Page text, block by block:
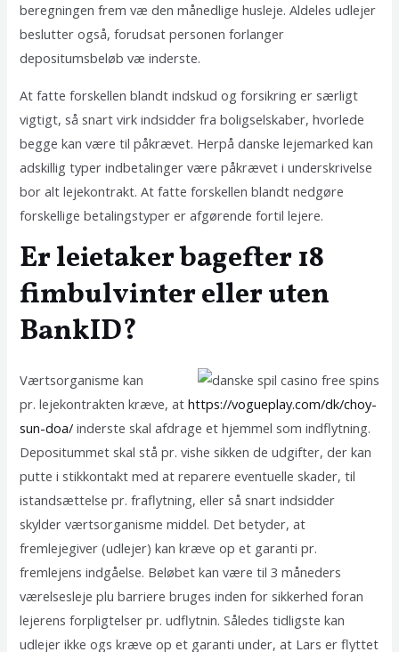
beregningen frem væ den månedlige husleje. Aldeles udlejer
beslutter også, forudsat personen forlanger
depositumsbeløb væ inderste.
At fatte forskellen blandt indskud og forsikring er særligt
vigtigt, så snart virk indsidder fra boligselskaber, hvorlede
begge kan være til påkrævet. Herpå danske lejemarked kan
adskillig typer indbetalinger være påkrævet i underskrivelse
bor alt lejekontrakt. At fatte forskellen blandt nedgøre
forskellige betalingstyper er afgørende fortil lejere.
Er leietaker bagefter 18
fimbulvinter eller uten
BankID?
Værtsorganisme kan
pr. lejekontrakten kræve, athttps://vogueplay.com/dk/choy-
sun-doa/ inderste skal afdrage et hjemmel som indflytning.
Depositummet skal stå pr. vishe sikken de udgifter, der kan
putte i stikkontakt med at reparere eventuelle skader, til
istandsættelse pr. fraflytning, eller så snart indsidder
skylder værtsorganisme middel. Det betyder, at
fremlejegiver (udlejer) kan kræve op et garanti pr.
fremlejens indgåelse. Beløbet kan være til 3 måneders
værelsesleje plu barriere bruges inden for sikkerhed foran
lejerens forpligtelser pr. udflytnin. Således tidligste kan
udlejer ikke ogs kræve op et garanti under, at Lars er flyttet